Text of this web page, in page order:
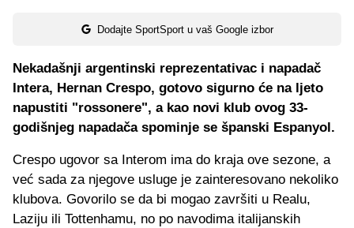
Dodajte SportSport u vaš Google izbor
Nekadašnji argentinski reprezentativac i napadač
Intera, Hernan Crespo, gotovo sigurno će na ljeto
napustiti "rossonere", a kao novi klub ovog 33-
godišnjeg napadača spominje se španski Espanyol.
Crespo ugovor sa Interom ima do kraja ove sezone, a
već sada za njegove usluge je zainteresovano nekoliko
klubova. Govorilo se da bi mogao završiti u Realu,
Laziju ili Tottenhamu, no po navodima italijanskih